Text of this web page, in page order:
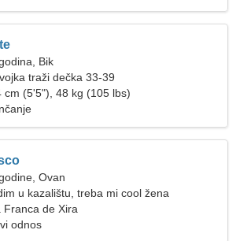
Bik
traži dečka 33-39
cm (5'5"), 48 kg (105 lbs)
Ovan
u kazalištu, treba mi cool žena
Franca de Xira
odnos